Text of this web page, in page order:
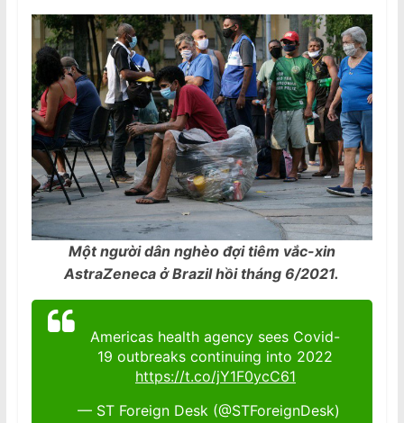
r
Một người dân nghèo đợi tiêm vắc-xin
AstraZeneca ở Brazil hồi tháng 6/2021.
Americas health agency sees Covid-
19 outbreaks continuing into 2022
https://t.co/jY1F0ycC61
— ST Foreign Desk (@STForeignDesk)